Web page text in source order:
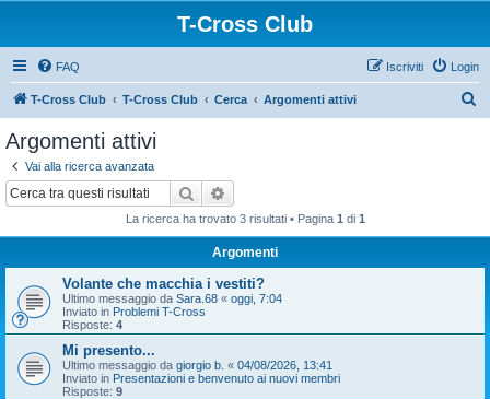
T-Cross Club
FAQ Login
Iscriviti
T-Cross Club T-Cross Club Cerca Argomenti attivi
Argomenti attivi
Vai alla ricerca avanzata
Cerca
La ricerca ha trovato 3 risultati • Pagina 1 di 1
Argomenti
Volante che macchia i vestiti?
Ultimo messaggio da Sara.68 « oggi, 7:04
Inviato in Problemi T-Cross
Risposte: 4
Mi presento...
Ultimo messaggio da giorgio b. « 04/08/2026, 13:41
Inviato in Presentazioni e benvenuto ai nuovi membri
Risposte: 9